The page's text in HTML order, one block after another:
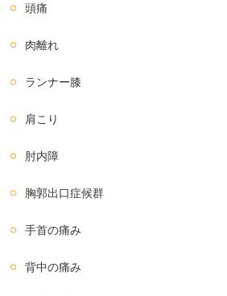
頭痛
肉離れ
ランナー膝
肩こり
肘内障
胸郭出口症候群
手首の痛み
背中の痛み